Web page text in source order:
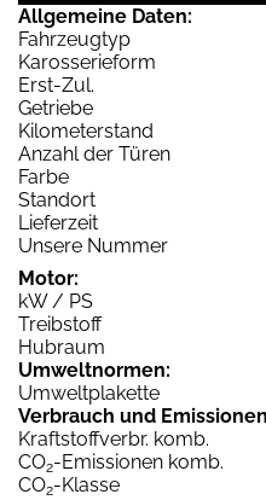
Allgemeine Daten:
Fahrzeugtyp
Karosserieform
Erst-Zul.
Getriebe
Kilometerstand
Anzahl der Türen
Farbe
Standort
Lieferzeit
Unsere Nummer
Motor:
kW / PS
Treibstoff
Hubraum
Umweltnormen:
Umweltplakette
Verbrauch und
Kraftstoffverbr. komb.
CO2-Emissionen komb.
CO2-Klasse